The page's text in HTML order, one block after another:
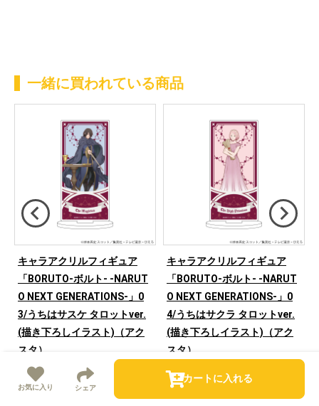
お気に入り シェア
カートに入れる
一緒に買われている商品
キャラアクリルフィギュア
「BORUTO-ボルト- -NARUT
O NEXT GENERATIONS-」0
3/うちはサスケ タロットver.
(描き下ろしイラスト)（アク
スタ）
￥1,815
キャラアクリルフィギュア
「BORUTO-ボルト- -NARUT
O NEXT GENERATIONS-」0
4/うちはサクラ タロットver.
(描き下ろしイラスト)（アク
スタ）
￥1,815